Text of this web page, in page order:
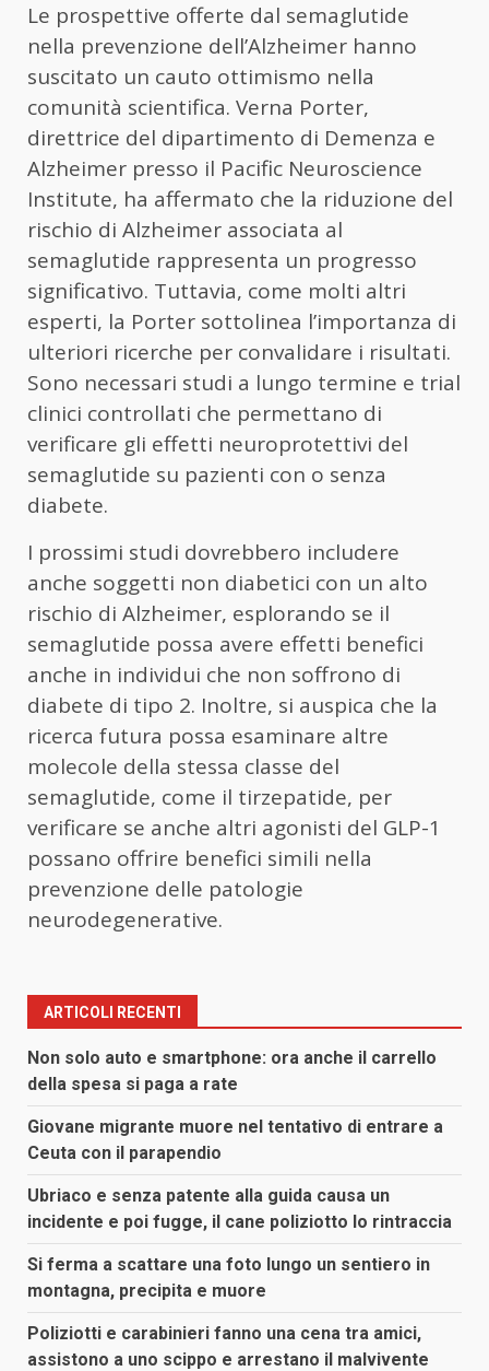
Le prospettive offerte dal semaglutide
nella prevenzione dell’Alzheimer hanno
suscitato un cauto ottimismo nella
comunità scientifica. Verna Porter,
direttrice del dipartimento di Demenza e
Alzheimer presso il Pacific Neuroscience
Institute, ha affermato che la riduzione del
rischio di Alzheimer associata al
semaglutide rappresenta un progresso
significativo. Tuttavia, come molti altri
esperti, la Porter sottolinea l’importanza di
ulteriori ricerche per convalidare i risultati.
Sono necessari studi a lungo termine e trial
clinici controllati che permettano di
verificare gli effetti neuroprotettivi del
semaglutide su pazienti con o senza
diabete.
I prossimi studi dovrebbero includere
anche soggetti non diabetici con un alto
rischio di Alzheimer, esplorando se il
semaglutide possa avere effetti benefici
anche in individui che non soffrono di
diabete di tipo 2. Inoltre, si auspica che la
ricerca futura possa esaminare altre
molecole della stessa classe del
semaglutide, come il tirzepatide, per
verificare se anche altri agonisti del GLP-1
possano offrire benefici simili nella
prevenzione delle patologie
neurodegenerative.
ARTICOLI RECENTI
Non solo auto e smartphone: ora anche il carrello
della spesa si paga a rate
Giovane migrante muore nel tentativo di entrare a
Ceuta con il parapendio
Ubriaco e senza patente alla guida causa un
incidente e poi fugge, il cane poliziotto lo rintraccia
Si ferma a scattare una foto lungo un sentiero in
montagna, precipita e muore
Poliziotti e carabinieri fanno una cena tra amici,
assistono a uno scippo e arrestano il malvivente